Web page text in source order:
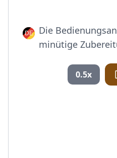
Die
minütige
0.5x